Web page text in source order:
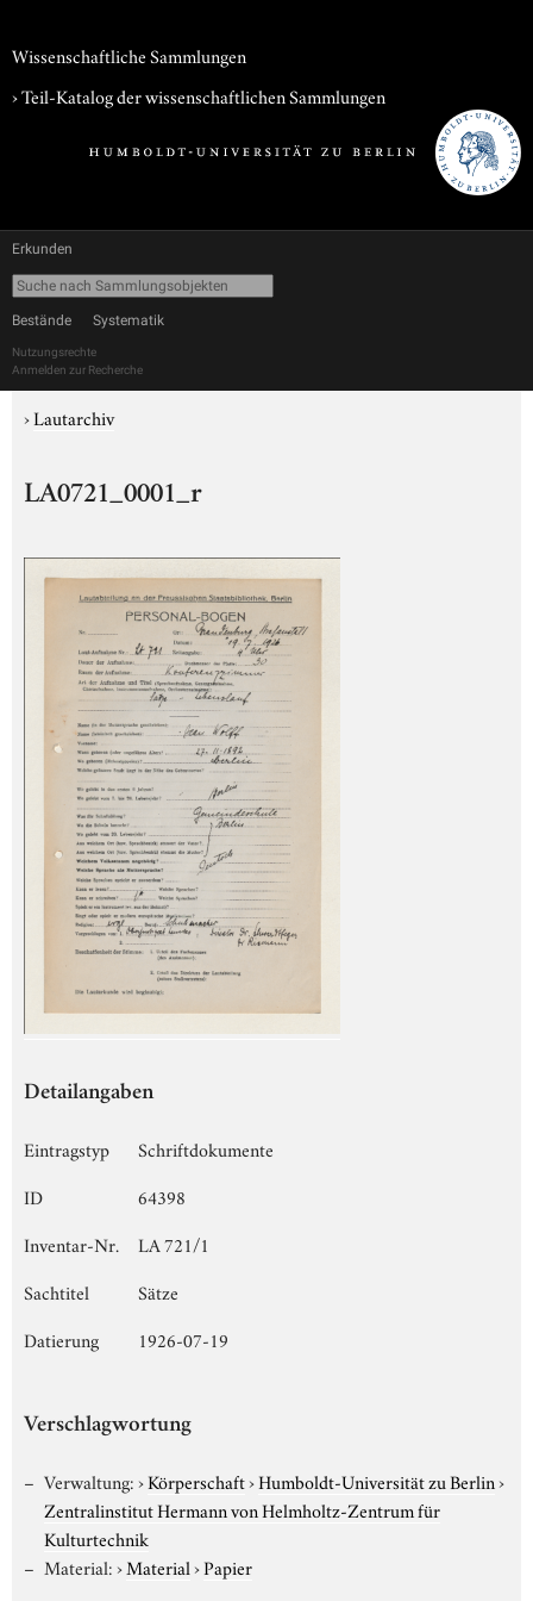
Wissenschaftliche Sammlungen
› Teil-Katalog der wissenschaftlichen Sammlungen
Erkunden
Bestände Systematik
Nutzungsrechte
Anmelden zur Recherche
›Lautarchiv
LA0721_0001_r
Detailangaben
Eintragstyp
Schriftdokumente
ID
64398
Inventar-Nr.
LA 721/1
Sachtitel
Sätze
Datierung
1926-07-19
Verschlagwortung
Verwaltung:›Körperschaft›Humboldt-Universität zu Berlin›
Zentralinstitut Hermann von Helmholtz-Zentrum für
Kulturtechnik
Material:›Material›Papier